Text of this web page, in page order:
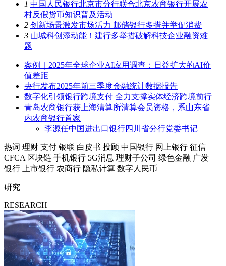
1 中国人民银行北京市分行联合北京农商银行开展农
村反假货币知识普及活动
2 创新场景激发市场活力 邮储银行多措并举促消费
3 山城科创添动能！建行多举措破解科技企业融资难
题
案例｜2025年全球企业AI应用调查：日益扩大的AI价
值差距
央行发布2025年前三季度金融统计数据报告
数字化引领银行跨境支付 全力支撑实体经济跨境前行
青岛农商银行获上海清算所清算会员资格，系山东省
内农商银行首家
李源任中国进出口银行四川省分行党委书记
热词 理财 支付 银联 白皮书 投顾 中国银行 网上银行 征信
CFCA 区块链 手机银行 5G消息 理财子公司 绿色金融 广发
银行
上市银行 农商行 隐私计算 数字人民币
研究
RESEARCH